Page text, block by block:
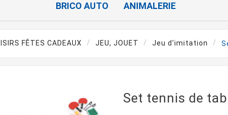
BRICO AUTO ANIMALERIE
FÊTES CADEAUX JEU, JOUET Jeu d'imitation
Set tennis de